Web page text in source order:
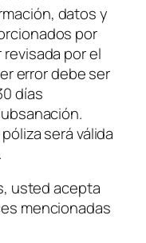
datos y
por
por el
error debe ser
días
será válida
usted acepta
mencionadas